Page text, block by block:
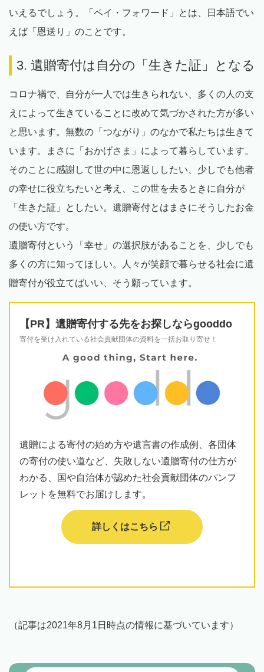
いえるでしょう。「ペイ・フォワード」とは、日本語でい
えば「恩送り」のことです。
3. 遺贈寄付は自分の「生きた証」となる
コロナ禍で、自分が一人では生きられない、多くの人の支
えによって生きていることに改めて気づかされた方が多い
と思います。無数の「つながり」のなかで私たちは生きて
います。まさに「おかげさま」によって暮らしています。
そのことに感謝して世の中に恩返ししたい、少しでも他者
の幸せに役立ちたいと考え、この世を去るときに自分が
「生きた証」としたい。遺贈寄付とはまさにそうしたお金
の使い方です。
遺贈寄付という「幸せ」の選択肢があることを、少しでも
多くの方に知ってほしい。人々が笑顔で暮らせる社会に遺
贈寄付が役立てばいい、そう願っています。
【PR】遺贈寄付する先をお探しならgooddo
寄付を受け入れている社会貢献団体の資料を一括お取り寄せ！
遺贈による寄付の始め方や遺言書の作成例、各団体
の寄付の使い道など、失敗しない遺贈寄付の仕方が
わかる、国や自治体が認めた社会貢献団体のパンフ
レットを無料でお届けします。
詳しくはこちら
（記事は2021年8月1日時点の情報に基づいています）